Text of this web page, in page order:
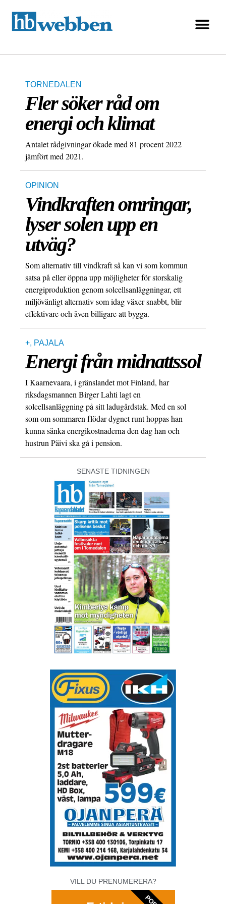
TORNEDALEN
Fler söker råd om
energi och klimat
Antalet rådgivningar ökade med 81 procent 2022
jämfört med 2021.
OPINION
Vindkraften omringar,
lyser solen upp en
utväg?
Som alternativ till vindkraft så kan vi som kommun
satsa på eller öppna upp möjligheter för storskalig
energiproduktion genom solcellsanläggningar, ett
miljövänligt alternativ som idag växer snabbt, blir
effektivare och även billigare att bygga.
+, PAJALA
Energi från midnattssol
I Kaarnevaara, i gränslandet mot Finland, har
riksdagsmannen Birger Lahti lagt en
solcellsanläggning på sitt ladugårdstak. Med en sol
som om sommaren flödar dygnet runt hoppas han
kunna sänka energikostnaderna den dag han och
hustrun Päivi ska gå i pension.
SENASTE TIDNINGEN
VILL DU PRENUMERERA?